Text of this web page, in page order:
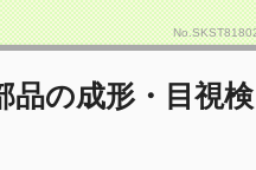
品の成形・目視検